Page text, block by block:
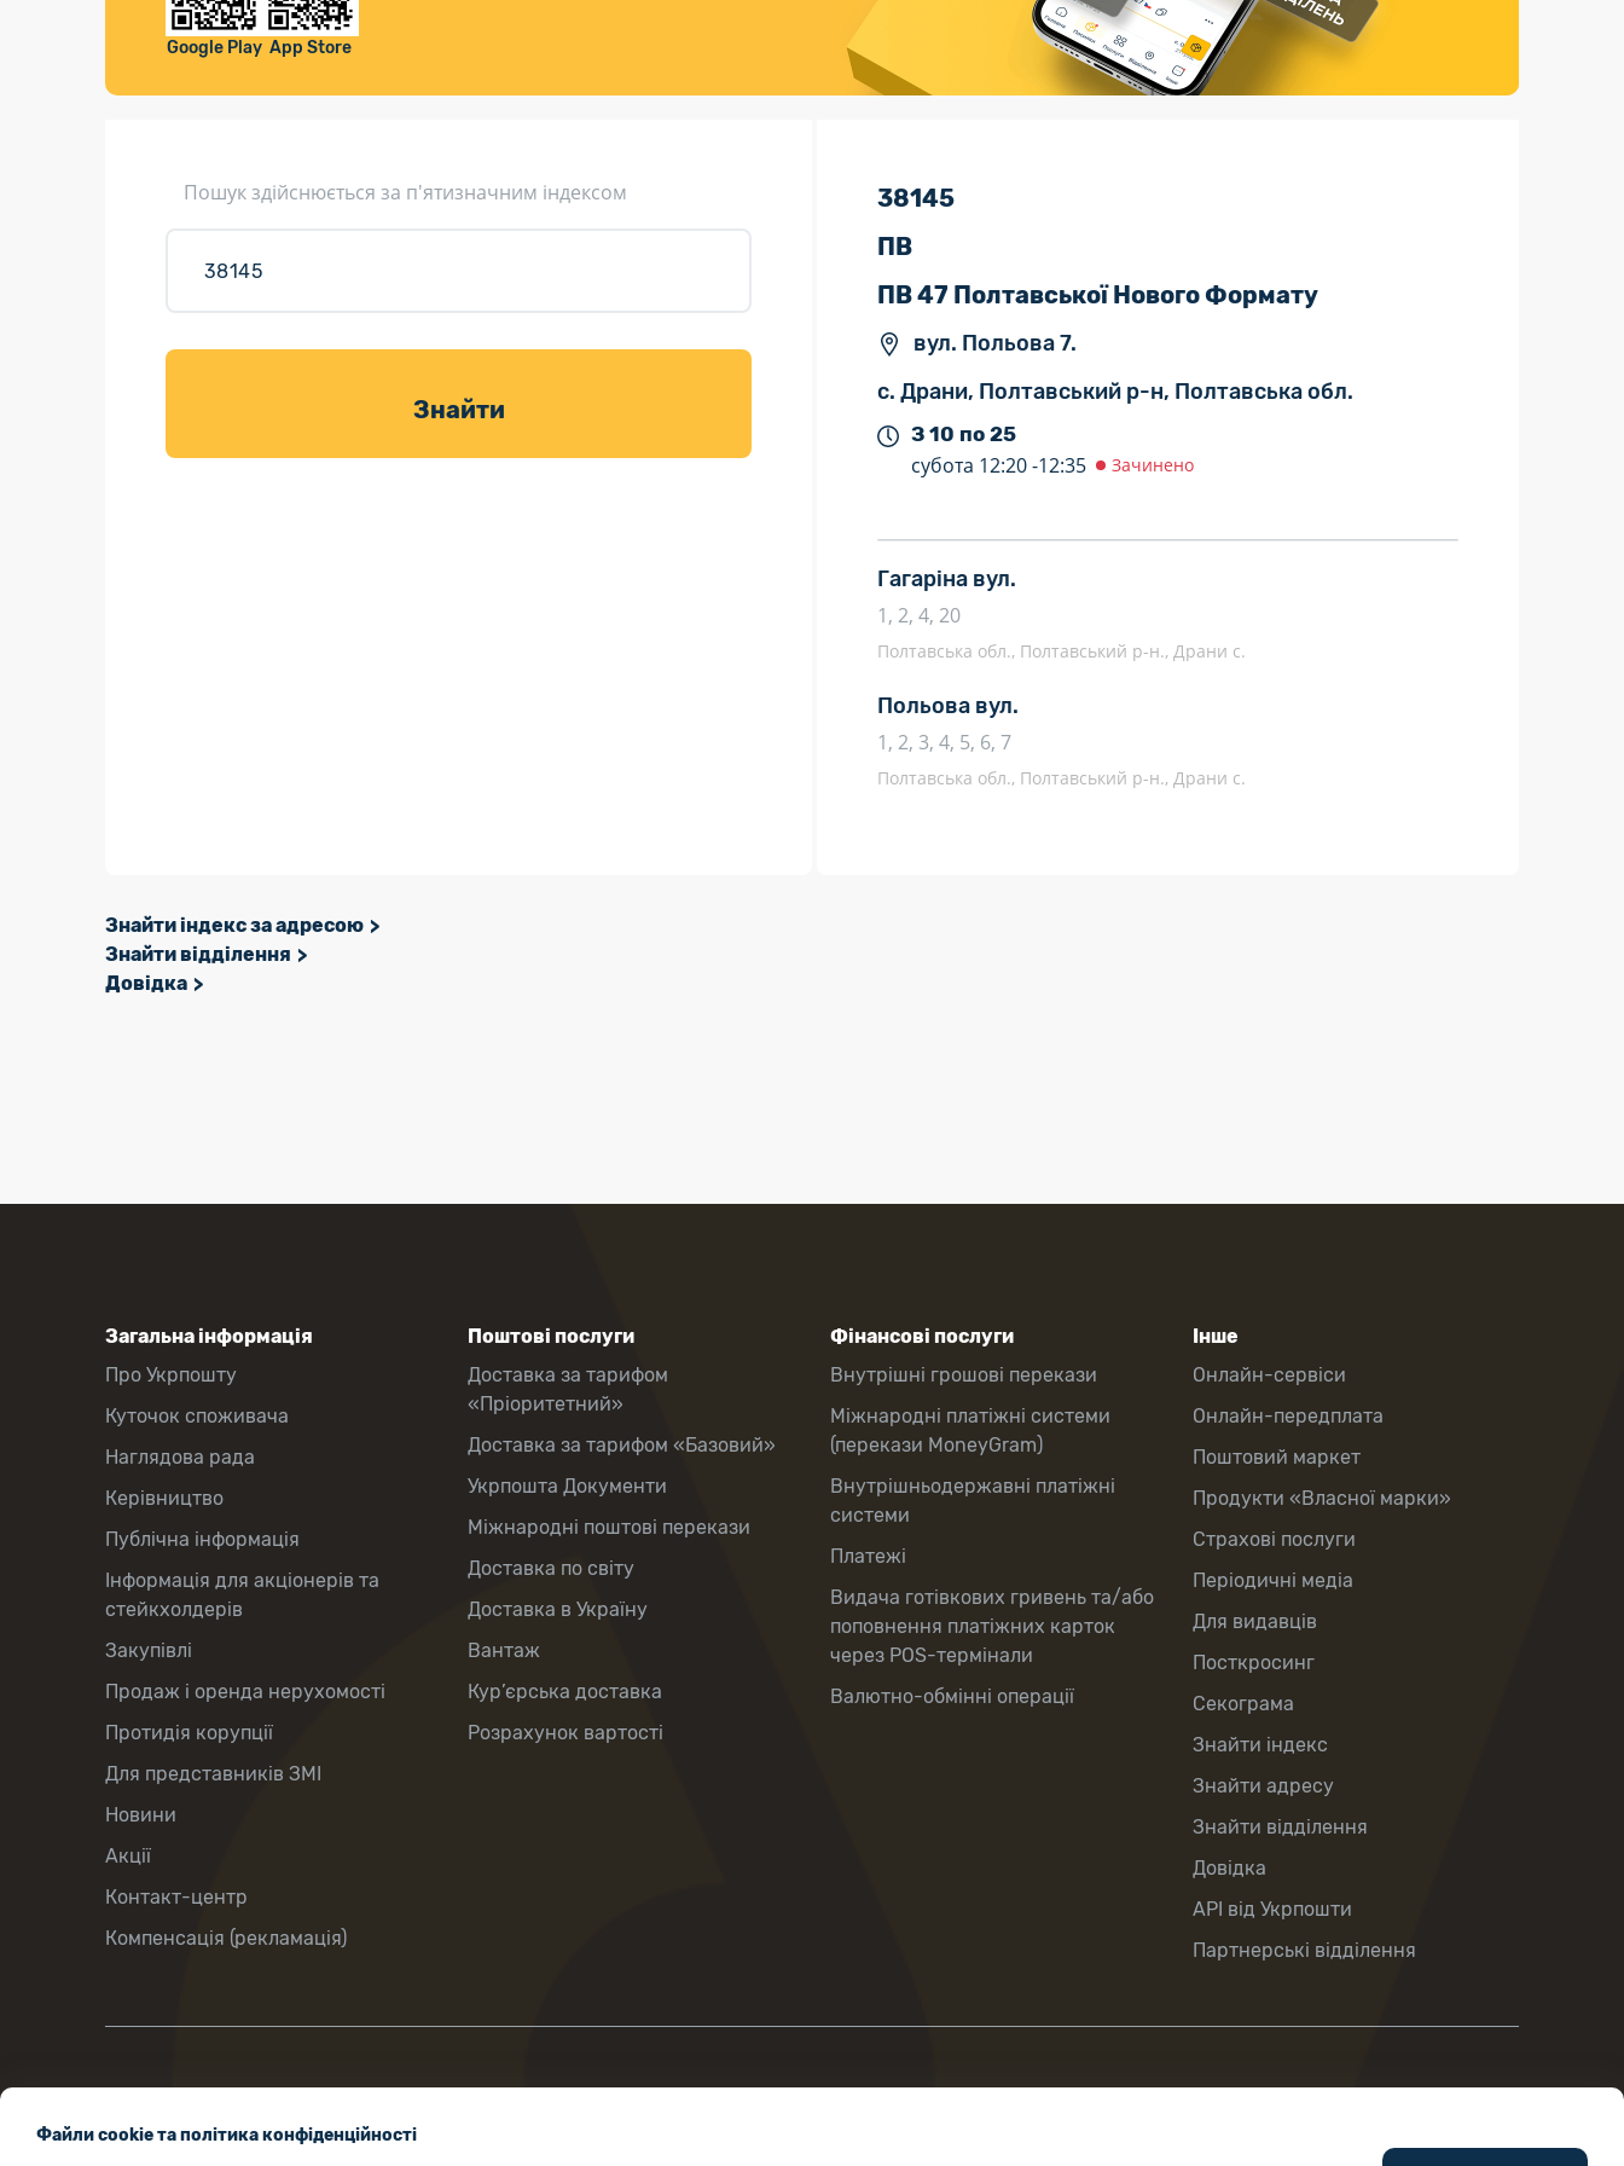
Листи та листівки
Доставка товарів для саду
Валютно-обмінні операції
Страхові послуги
Каталог «Укрпошта Маркет»
Google Play App Store
Пошук здійснюється за п'ятизначним індексом
Знайти
38145
ПВ
ПВ 47 Полтавської Нового Формату
вул. Польова 7.
с. Драни, Полтавський р-н, Полтавська обл.
З 10 по 25
субота 12:20 -12:35 Зачинено
Гагаріна вул.
1, 2, 4, 20
Полтавська обл., Полтавський р-н., Драни с.
Польова вул.
1, 2, 3, 4, 5, 6, 7
Полтавська обл., Полтавський р-н., Драни с.
Знайти індекс за адресою
Знайти відділення
Довідка
Загальна інформація
Про Укрпошту
Куточок споживача
Наглядова рада
Керівництво
Публічна інформація
Інформація для акціонерів та
стейкхолдерів
Закупівлі
Продаж і оренда нерухомості
Протидія корупції
Для представників ЗМІ
Новини
Акції
Контакт-центр
Компенсація (рекламація)
Поштові послуги
Доставка за тарифом
«Пріоритетний»
Доставка за тарифом «Базовий»
Укрпошта Документи
Міжнародні поштові перекази
Доставка по світу
Доставка в Україну
Вантаж
Кур’єрська доставка
Розрахунок вартості
Фінансові послуги
Внутрішні грошові перекази
Міжнародні платіжні системи
(перекази MoneyGram)
Внутрішньодержавні платіжні
системи
Платежі
Видача готівкових гривень та/або
поповнення платіжних карток
через POS-термінали
Валютно-обмінні операції
Інше
Онлайн-сервіси
Онлайн-передплата
Поштовий маркет
Продукти «Власної марки»
Страхові послуги
Періодичні медіа
Для видавців
Посткросинг
Секограма
Знайти індекс
Знайти адресу
Знайти відділення
Довідка
API від Укрпошти
Партнерські відділення
ukrposhta@ukrposhta.ua
Файли cookie та політика конфіденційності